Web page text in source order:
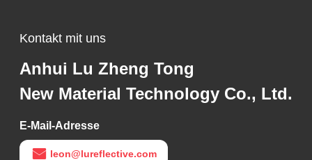
Kontakt mit uns
Anhui Lu Zheng Tong
New Material Technology Co., Ltd.
E-Mail-Adresse
leon@lureflective.com